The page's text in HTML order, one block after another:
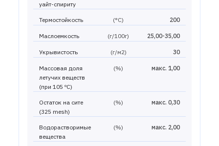
уайт-спириту
Термостойкость (°С) 200
Маслоемкость (г/100г) 25,00-35,00
Укрывистость (г/м2) 30
Массовая доля
летучих веществ
(при 105 ºС)
(%) макс. 1,00
Остаток на сите
(325 mesh)
(%) макс. 0,30
Водорастворимые
вещества
(%) макс. 2,00